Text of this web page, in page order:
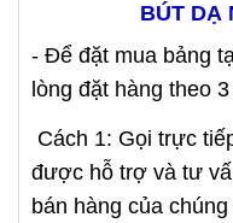
BÚT DẠ
- Để đặt mua bảng
lòng đặt hàng theo
Cách 1: Gọi trực
được hỗ trợ và tư
bán hàng của chúng